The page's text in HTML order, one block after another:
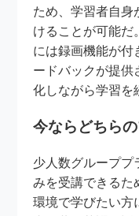
ため、学習者自身
けることが可能だ
には録画機能が付
ードバックが提供
化しながら学習を
今ならどちら
少人数グループプ
みを受講できるた
環境で学びたい方